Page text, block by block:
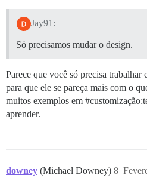
Jay91:
Só precisamos mudar o design.
Parece que você só precisa trabalhar
para que ele se pareça mais com o
muitos exemplos em
aprender.
downey (Michael Downey) 8